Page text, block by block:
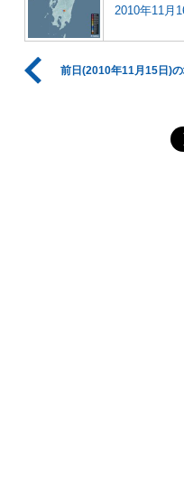
2010年11月
前日(2010年11月15日)